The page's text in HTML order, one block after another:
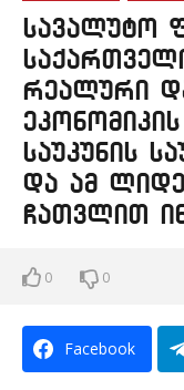
სავალუტო
რეალური
საუკუნის
და ამ
ჩათვლით
0 0
Facebook